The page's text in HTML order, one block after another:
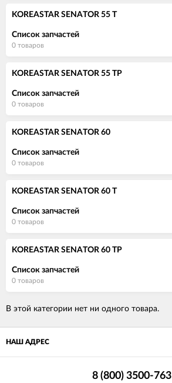
KOREASTAR SENATOR 55 T
Список запчастей
0 товаров
KOREASTAR SENATOR 55 TP
Список запчастей
0 товаров
KOREASTAR SENATOR 60
Список запчастей
0 товаров
KOREASTAR SENATOR 60 T
Список запчастей
0 товаров
KOREASTAR SENATOR 60 TP
Список запчастей
0 товаров
В этой категории нет ни одного товара.
НАШ АДРЕС
8 (800) 3500-763